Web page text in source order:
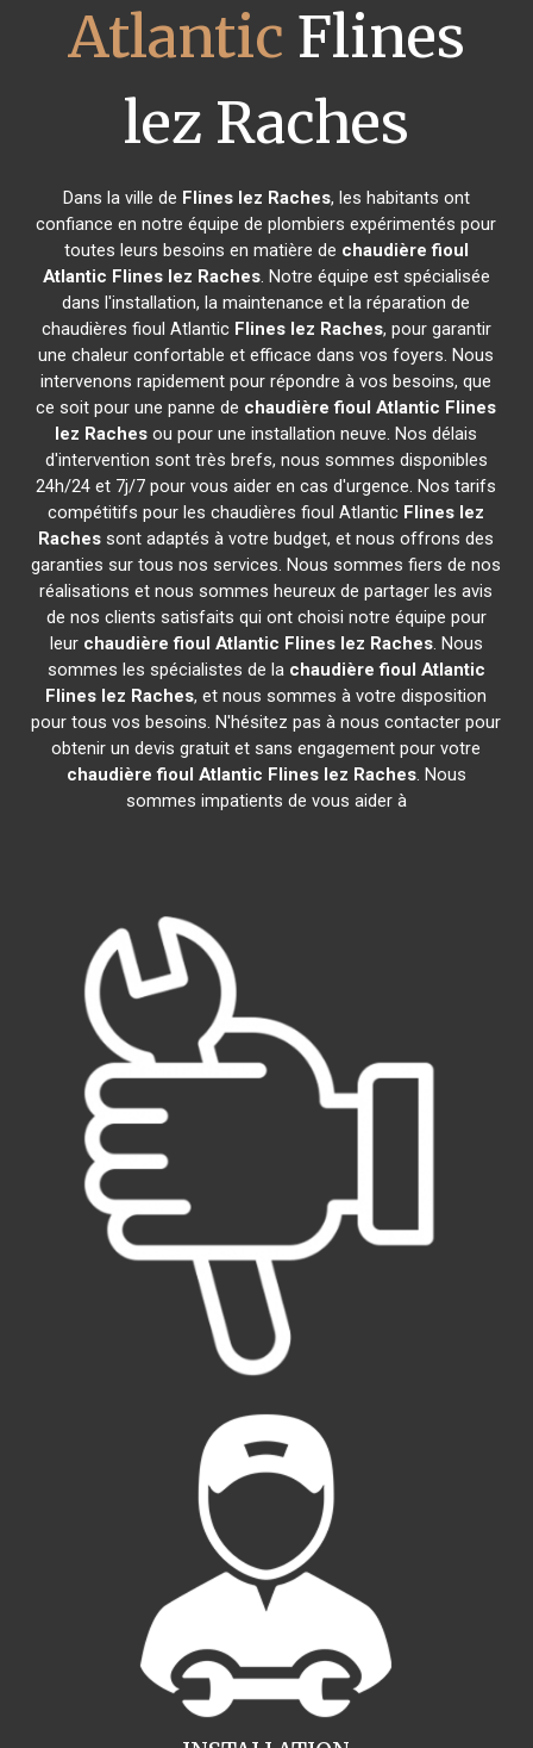
Atlantic Flines
lez Raches
Dans la ville de Flines lez Raches, les habitants ont
confiance en notre équipe de plombiers expérimentés pour
toutes leurs besoins en matière de chaudière fioul
Atlantic Flines lez Raches. Notre équipe est spécialisée
dans l'installation, la maintenance et la réparation de
chaudières fioul Atlantic Flines lez Raches, pour garantir
une chaleur confortable et efficace dans vos foyers. Nous
intervenons rapidement pour répondre à vos besoins, que
ce soit pour une panne de chaudière fioul Atlantic Flines
lez Raches ou pour une installation neuve. Nos délais
d'intervention sont très brefs, nous sommes disponibles
24h/24 et 7j/7 pour vous aider en cas d'urgence. Nos tarifs
compétitifs pour les chaudières fioul Atlantic Flines lez
Raches sont adaptés à votre budget, et nous offrons des
garanties sur tous nos services. Nous sommes fiers de nos
réalisations et nous sommes heureux de partager les avis
de nos clients satisfaits qui ont choisi notre équipe pour
leur chaudière fioul Atlantic Flines lez Raches. Nous
sommes les spécialistes de la chaudière fioul Atlantic
Flines lez Raches, et nous sommes à votre disposition
pour tous vos besoins. N'hésitez pas à nous contacter pour
obtenir un devis gratuit et sans engagement pour votre
chaudière fioul Atlantic Flines lez Raches. Nous
sommes impatients de vous aider à